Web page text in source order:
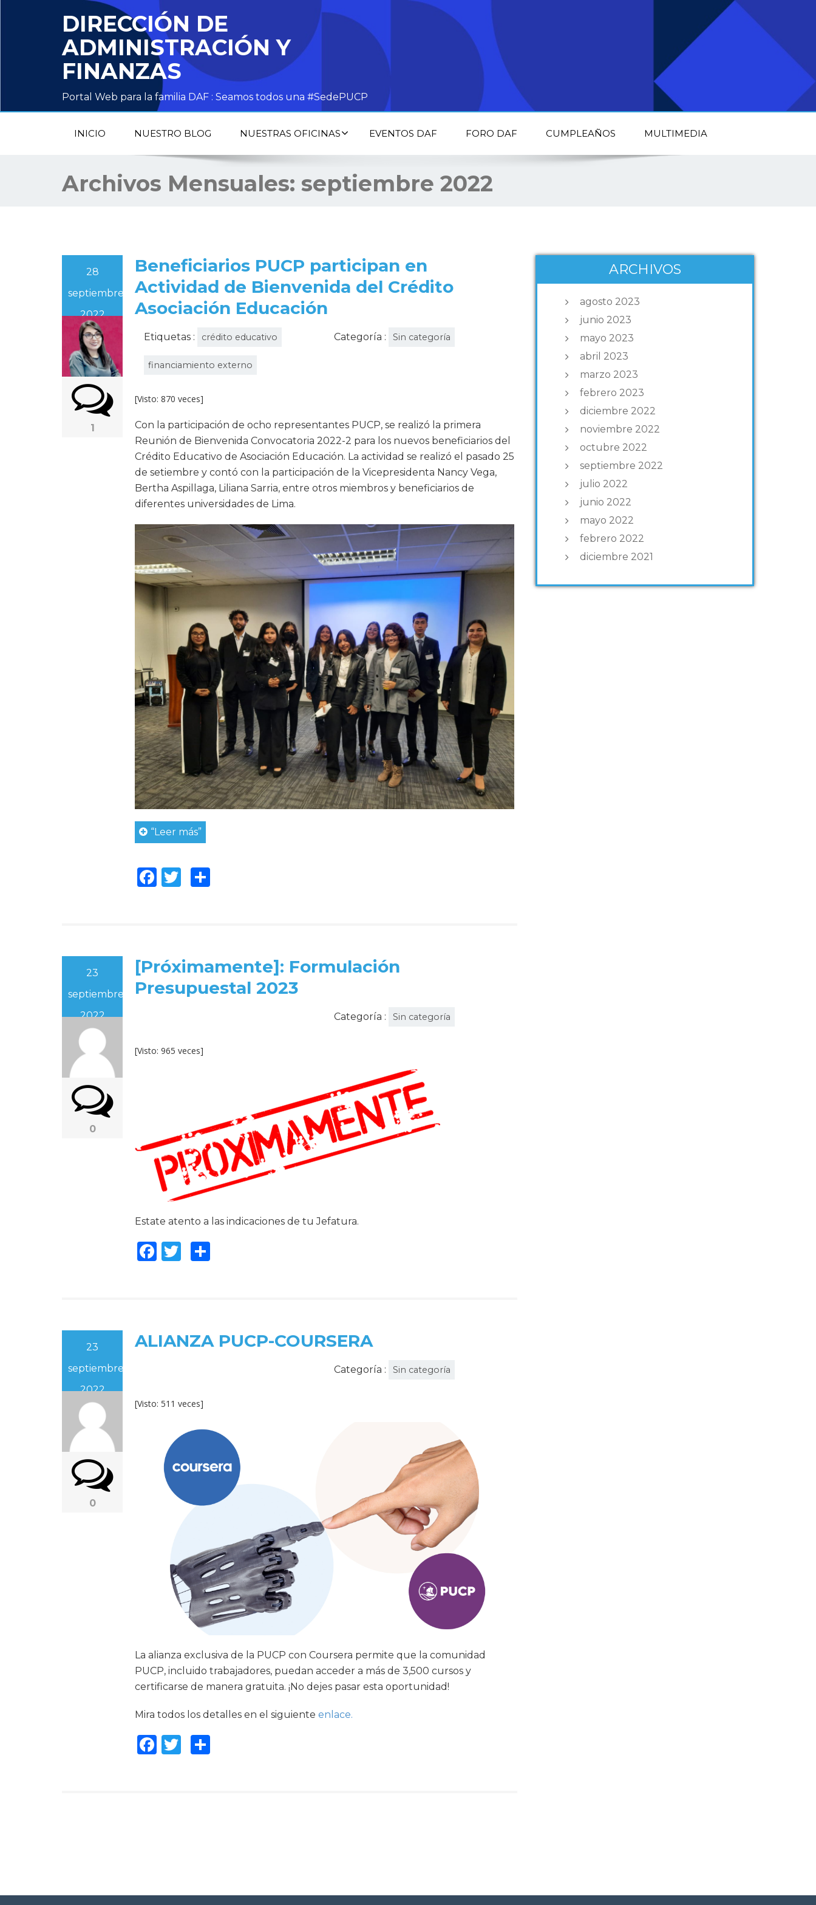
DIRECCIÓN DE
ADMINISTRACIÓN Y
FINANZAS
Portal Web para la familia DAF : Seamos todos una #SedePUCP
INICIO NUESTRO BLOG NUESTRAS OFICINAS EVENTOS DAF FORO DAF CUMPLEAÑOS MULTIMEDIA
Archivos Mensuales: septiembre 2022
28
septiembre,
2022
1
Beneficiarios PUCP participan en
Actividad de Bienvenida del Crédito
Asociación Educación
Etiquetas : crédito educativo
financiamiento externo
Categoría : Sin categoría
[Visto: 870 veces]
Con la participación de ocho representantes PUCP, se realizó la primera
Reunión de Bienvenida Convocatoria 2022-2 para los nuevos beneficiarios del
Crédito Educativo de Asociación Educación. La actividad se realizó el pasado 25
de setiembre y contó con la participación de la Vicepresidenta Nancy Vega,
Bertha Aspillaga, Liliana Sarria, entre otros miembros y beneficiarios de
diferentes universidades de Lima.
“Leer más”
Facebook
Twitter
23
septiembre,
2022
0
[Próximamente]: Formulación
Presupuestal 2023
Categoría : Sin categoría
[Visto: 965 veces]
Estate atento a las indicaciones de tu Jefatura.
Facebook
Twitter
23
septiembre,
2022
0
ALIANZA PUCP-COURSERA
Categoría : Sin categoría
[Visto: 511 veces]
La alianza exclusiva de la PUCP con Coursera permite que la comunidad
PUCP, incluido trabajadores, puedan acceder a más de 3,500 cursos y
certificarse de manera gratuita. ¡No dejes pasar esta oportunidad!
Mira todos los detalles en el siguiente enlace.
Facebook
Twitter
ARCHIVOS
agosto 2023
junio 2023
mayo 2023
abril 2023
marzo 2023
febrero 2023
diciembre 2022
noviembre 2022
octubre 2022
septiembre 2022
julio 2022
junio 2022
mayo 2022
febrero 2022
diciembre 2021